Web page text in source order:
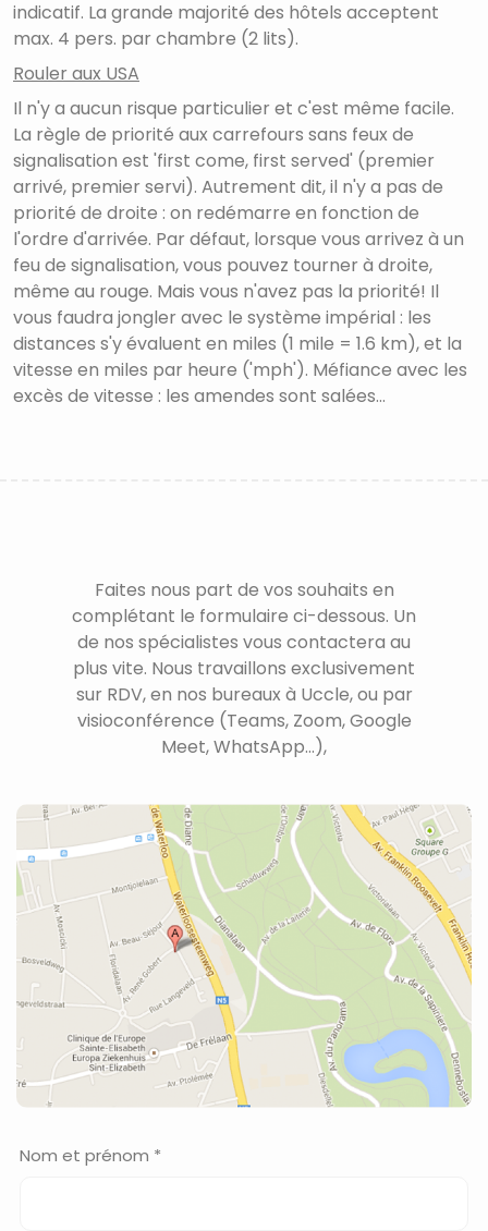
indicatif. La grande majorité des hôtels acceptent
max. 4 pers. par chambre (2 lits).
Rouler aux USA
Il n'y a aucun risque particulier et c'est même facile.
La règle de priorité aux carrefours sans feux de
signalisation est 'first come, first served' (premier
arrivé, premier servi). Autrement dit, il n'y a pas de
priorité de droite : on redémarre en fonction de
l'ordre d'arrivée. Par défaut, lorsque vous arrivez à un
feu de signalisation, vous pouvez tourner à droite,
même au rouge. Mais vous n'avez pas la priorité! Il
vous faudra jongler avec le système impérial : les
distances s'y évaluent en miles (1 mile = 1.6 km), et la
vitesse en miles par heure ('mph'). Méfiance avec les
excès de vitesse : les amendes sont salées...
Faites nous part de vos souhaits en
complétant le formulaire ci-dessous. Un
de nos spécialistes vous contactera au
plus vite. Nous travaillons exclusivement
sur RDV, en nos bureaux à Uccle, ou par
visioconférence (Teams, Zoom, Google
Meet, WhatsApp...),
Nom et prénom *